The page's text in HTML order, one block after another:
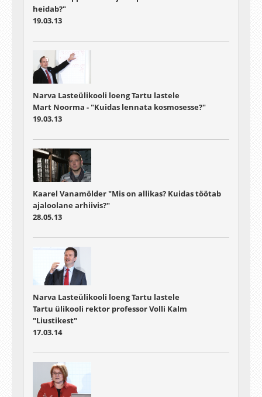
heidab?"
19.03.13
Narva Lasteülikooli loeng Tartu lastele
Mart Noorma - "Kuidas lennata kosmosesse?"
19.03.13
Kaarel Vanamölder "Mis on allikas? Kuidas töötab
ajaloolane arhiivis?"
28.05.13
Narva Lasteülikooli loeng Tartu lastele
Tartu ülikooli rektor professor Volli Kalm
"Liustikest"
17.03.14